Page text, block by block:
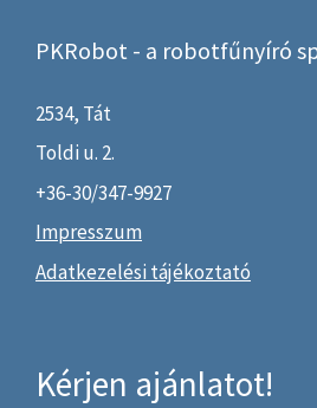
PKRobot - a robotfűnyíró
2534, Tát
Toldi u. 2.
+36-30/347-9927
Impresszum
Adatkezelési tájékoztató
Kérjen ajánlatot!